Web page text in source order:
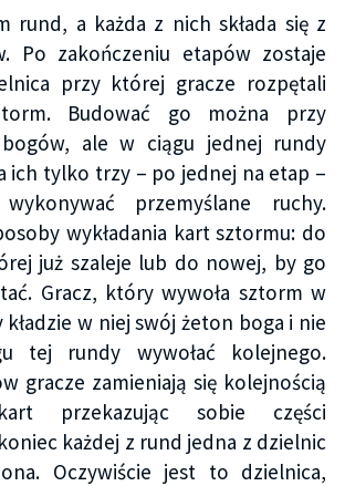
rund, a każda z nich składa się z
Po zakończeniu etapów zostaje
przy której gracze rozpętali
Budować go można przy
ale w ciągu jednej rundy
ich tylko trzy – po jednej na etap –
przemyślane ruchy.
wykładania kart sztormu: do
już szaleje lub do nowej, by go
Gracz, który wywoła sztorm w
w niej swój żeton boga i nie
tej rundy wywołać kolejnego.
gracze zamieniają się kolejnością
przekazując sobie części
każdej z rund jedna z dzielnic
Oczywiście jest to dzielnica,